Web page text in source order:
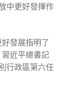
中更好發揮作
發展指明了
近平總書記
行政區第六任